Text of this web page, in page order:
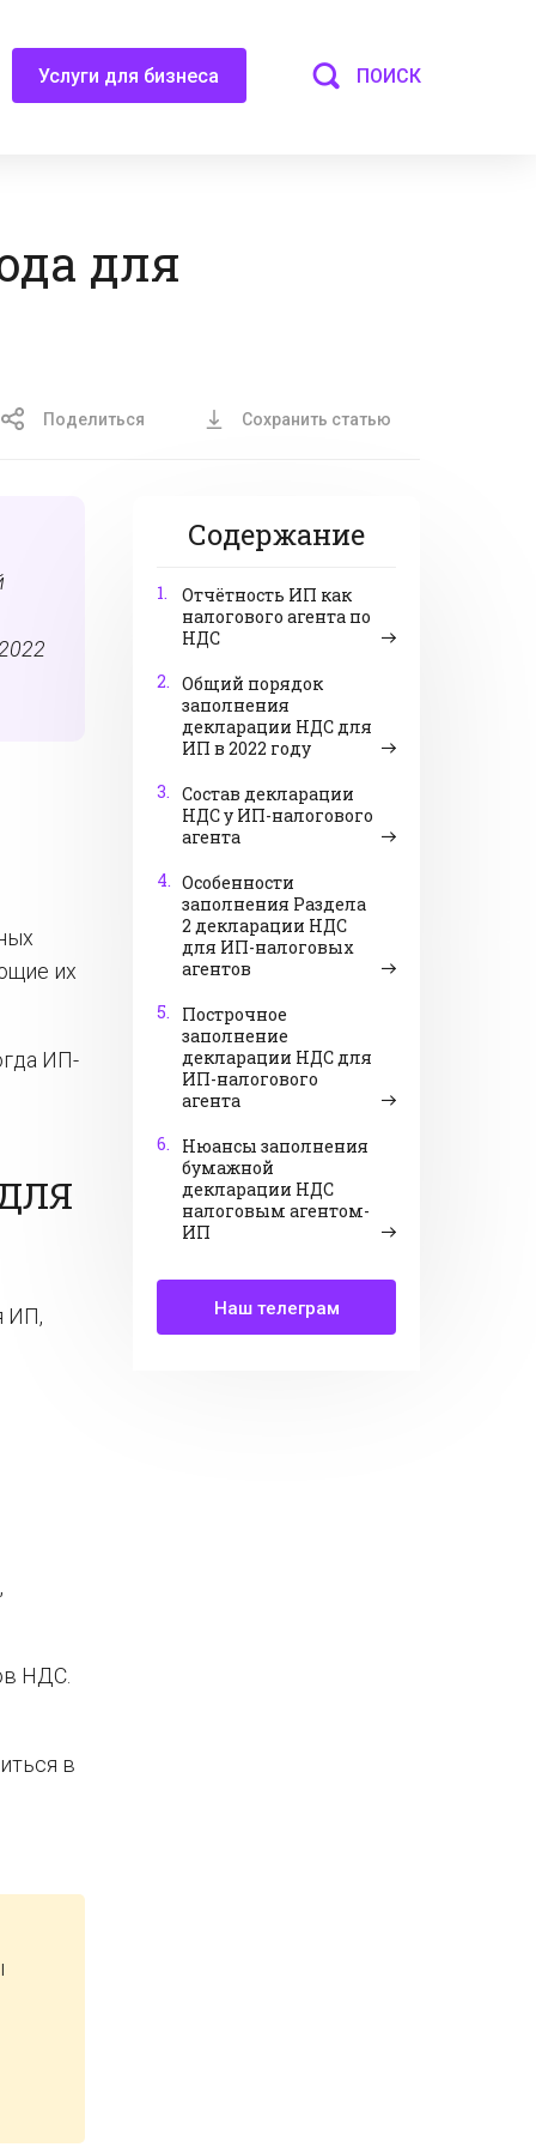
Услуги для бизнеса ПОИСК
для
Поделиться Сохранить статью
Содержание
1.
Отчётность ИП как
налогового агента по
НДС
2. Общий порядок
заполнения
декларации НДС для
ИП в 2022 году
3. Состав декларации
НДС у ИП-налогового
агента
4. Особенности
заполнения Раздела
2 декларации НДС
для ИП-налоговых
агентов
5.
Построчное
заполнение
декларации НДС для
ИП-налогового
агента
6.
Нюансы заполнения
бумажной
декларации НДС
налоговым агентом-
ИП
Наш телеграм
их
ИП-
ИП,
НДС.
в